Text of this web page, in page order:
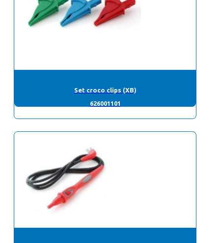
Set croco clips (XB)
626001101